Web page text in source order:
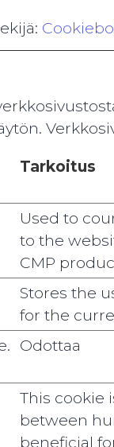
Tarkoitus
Used to
to the
CMP
Stores the
for the
Odottaa
This cookie
between
beneficial